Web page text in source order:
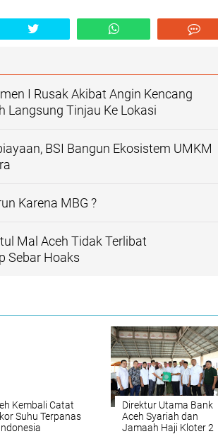
I Rusak Akibat Angin Kencang
Langsung Tinjau Ke Lokasi
BSI Bangun Ekosistem UMKM
Karena MBG ?
Mal Aceh Tidak Terlibat
Sebar Hoaks
Kembali Catat
Suhu Terpanas
Direktur Utama Bank
Aceh Syariah dan
Jamaah Haji Kloter 2